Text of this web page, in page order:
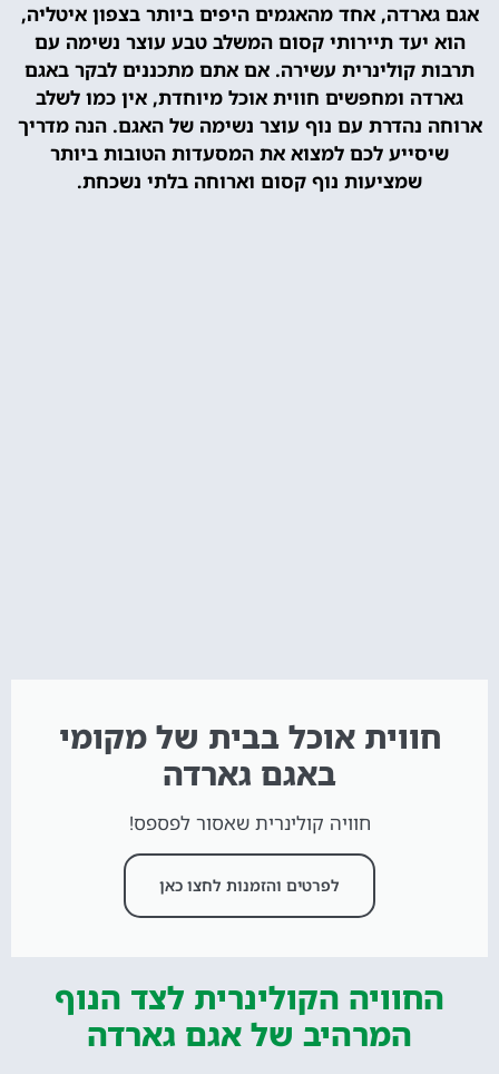
אגם גארדה, אחד מהאגמים היפים ביותר בצפון איטליה,
הוא יעד תיירותי קסום המשלב טבע עוצר נשימה עם
תרבות קולינרית עשירה. אם אתם מתכננים לבקר באגם
גארדה ומחפשים חווית אוכל מיוחדת, אין כמו לשלב
ארוחה נהדרת עם נוף עוצר נשימה של האגם. הנה מדריך
שיסייע לכם למצוא את המסעדות הטובות ביותר
שמציעות נוף קסום וארוחה בלתי נשכחת.
חווית אוכל בבית של מקומי
באגם גארדה
חוויה קולינרית שאסור לפספס!
לפרטים והזמנות לחצו כאן
החוויה הקולינרית לצד הנוף
המרהיב של אגם גארדה